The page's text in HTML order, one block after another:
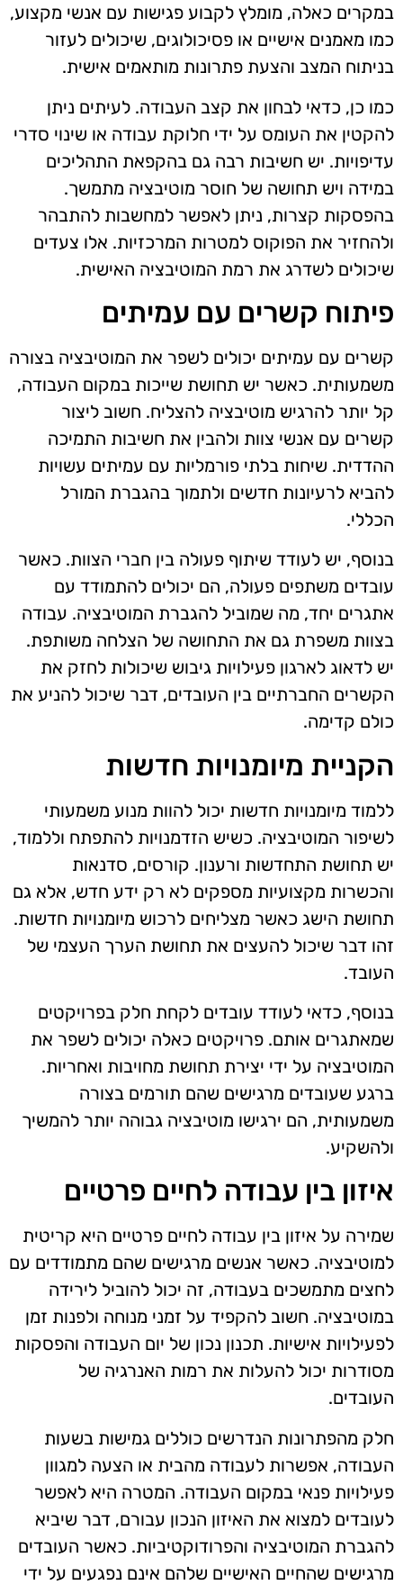
במקרים כאלה, מומלץ לקבוע פגישות עם אנשי מקצוע,
כמו מאמנים אישיים או פסיכולוגים, שיכולים לעזור
בניתוח המצב והצעת פתרונות מותאמים אישית.
כמו כן, כדאי לבחון את קצב העבודה. לעיתים ניתן
להקטין את העומס על ידי חלוקת עבודה או שינוי סדרי
עדיפויות. יש חשיבות רבה גם בהקפאת התהליכים
במידה ויש תחושה של חוסר מוטיבציה מתמשך.
בהפסקות קצרות, ניתן לאפשר למחשבות להתבהר
ולהחזיר את הפוקוס למטרות המרכזיות. אלו צעדים
שיכולים לשדרג את רמת המוטיבציה האישית.
פיתוח קשרים עם עמיתים
קשרים עם עמיתים יכולים לשפר את המוטיבציה בצורה
משמעותית. כאשר יש תחושת שייכות במקום העבודה,
קל יותר להרגיש מוטיבציה להצליח. חשוב ליצור
קשרים עם אנשי צוות ולהבין את חשיבות התמיכה
ההדדית. שיחות בלתי פורמליות עם עמיתים עשויות
להביא לרעיונות חדשים ולתמוך בהגברת המורל
הכללי.
בנוסף, יש לעודד שיתוף פעולה בין חברי הצוות. כאשר
עובדים משתפים פעולה, הם יכולים להתמודד עם
אתגרים יחד, מה שמוביל להגברת המוטיבציה. עבודה
בצוות משפרת גם את התחושה של הצלחה משותפת.
יש לדאוג לארגון פעילויות גיבוש שיכולות לחזק את
הקשרים החברתיים בין העובדים, דבר שיכול להניע את
כולם קדימה.
הקניית מיומנויות חדשות
ללמוד מיומנויות חדשות יכול להוות מנוע משמעותי
לשיפור המוטיבציה. כשיש הזדמנויות להתפתח וללמוד,
יש תחושת התחדשות ורענון. קורסים, סדנאות
והכשרות מקצועיות מספקים לא רק ידע חדש, אלא גם
תחושת הישג כאשר מצליחים לרכוש מיומנויות חדשות.
זהו דבר שיכול להעצים את תחושת הערך העצמי של
העובד.
בנוסף, כדאי לעודד עובדים לקחת חלק בפרויקטים
שמאתגרים אותם. פרויקטים כאלה יכולים לשפר את
המוטיבציה על ידי יצירת תחושת מחויבות ואחריות.
ברגע שעובדים מרגישים שהם תורמים בצורה
משמעותית, הם ירגישו מוטיבציה גבוהה יותר להמשיך
ולהשקיע.
איזון בין עבודה לחיים פרטיים
שמירה על איזון בין עבודה לחיים פרטיים היא קריטית
למוטיבציה. כאשר אנשים מרגישים שהם מתמודדים עם
לחצים מתמשכים בעבודה, זה יכול להוביל לירידה
במוטיבציה. חשוב להקפיד על זמני מנוחה ולפנות זמן
לפעילויות אישיות. תכנון נכון של יום העבודה והפסקות
מסודרות יכול להעלות את רמות האנרגיה של
העובדים.
חלק מהפתרונות הנדרשים כוללים גמישות בשעות
העבודה, אפשרות לעבודה מהבית או הצעה למגוון
פעילויות פנאי במקום העבודה. המטרה היא לאפשר
לעובדים למצוא את האיזון הנכון עבורם, דבר שיביא
להגברת המוטיבציה והפרודוקטיביות. כאשר העובדים
מרגישים שהחיים האישיים שלהם אינם נפגעים על ידי